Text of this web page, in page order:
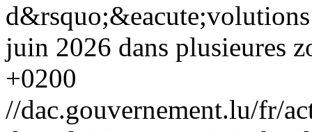
juin 2026 dans plusieures
+0200
//dac.gouvernement.lu/fr/